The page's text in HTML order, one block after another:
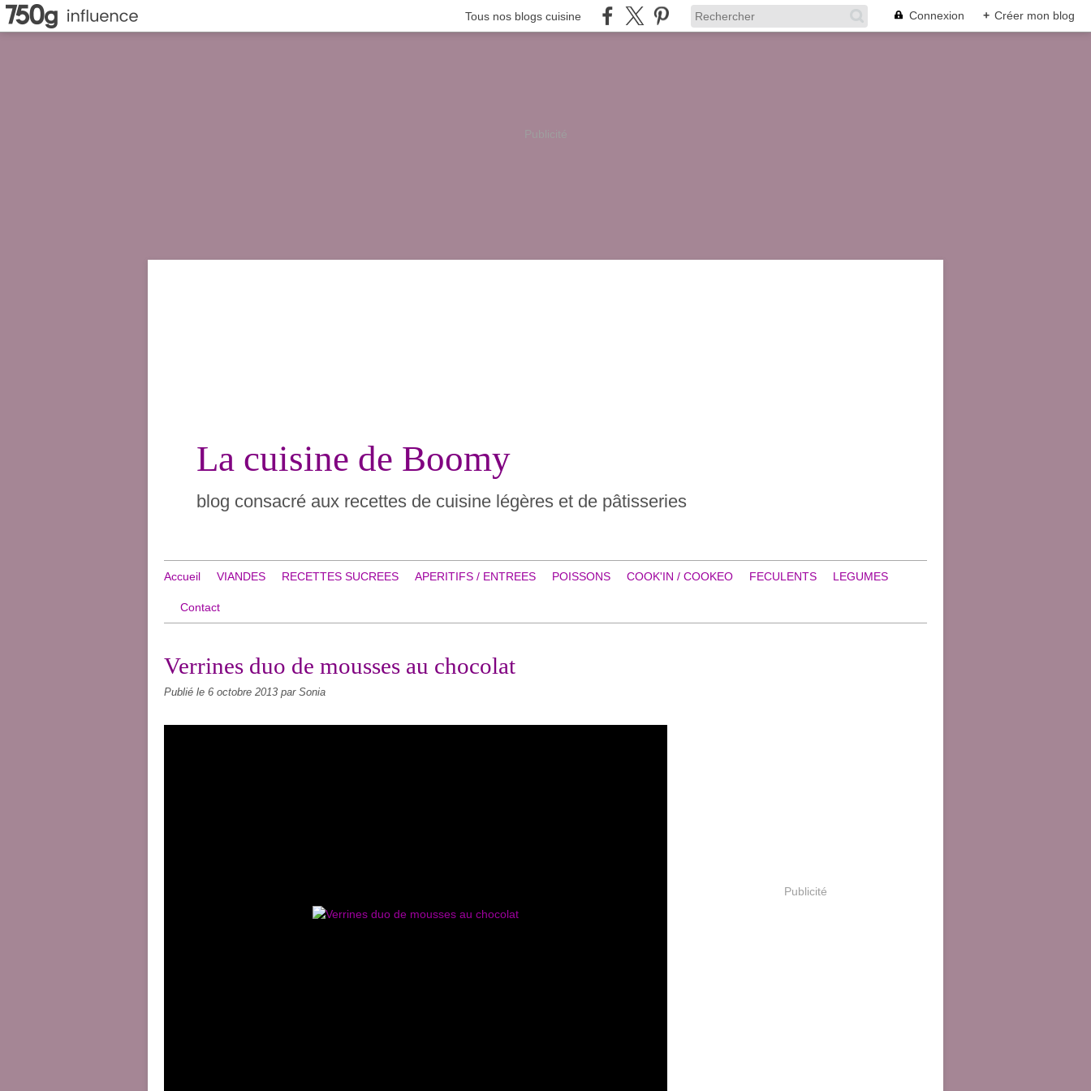
Tous nos blogs cuisine Connexion + Créer mon blog
Publicité
La cuisine de Boomy
blog consacré aux recettes de cuisine légères et de pâtisseries
Accueil VIANDES RECETTES SUCREES APERITIFS / ENTREES POISSONS COOK'IN / COOKEO FECULENTS LEGUMES
Contact
Verrines duo de mousses au chocolat
Publié le 6 octobre 2013 par Sonia
Publicité